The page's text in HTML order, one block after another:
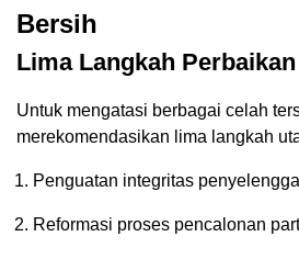
Bersih
Lima Langkah
Untuk mengatasi berbagai celah
merekomendasikan lima langkah
Penguatan integritas
Reformasi proses pencalonan